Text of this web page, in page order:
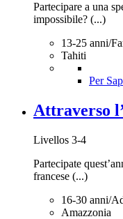
Partecipare a una
impossibile? (...)
13-25 anni/
Tahiti
Per
Attraverso
Livellos 3-4
Partecipate
francese (...)
16-30 anni/
Amazzonia